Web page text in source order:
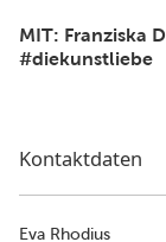
MIT: Franziska
#diekunstliebe
Kontaktdaten
Eva Rhodius